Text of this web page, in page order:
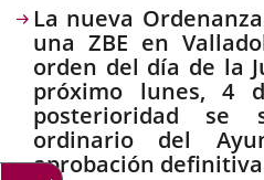
Descripción
La nueva
una ZBE en
orden del día de la
próximo lunes, 4
posterioridad se
ordinario del
aprobación